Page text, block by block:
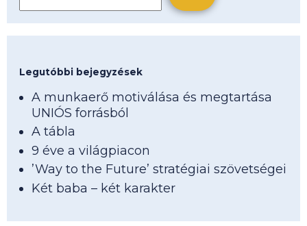
Legutóbbi bejegyzések
A munkaerő motiválása és megtartása
UNIÓS forrásból
A tábla
9 éve a világpiacon
’Way to the Future’ stratégiai szövetségei
Két baba – két karakter